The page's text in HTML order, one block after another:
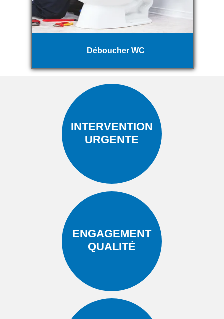
Déboucher WC
INTERVENTION
URGENTE
ENGAGEMENT
QUALITÉ